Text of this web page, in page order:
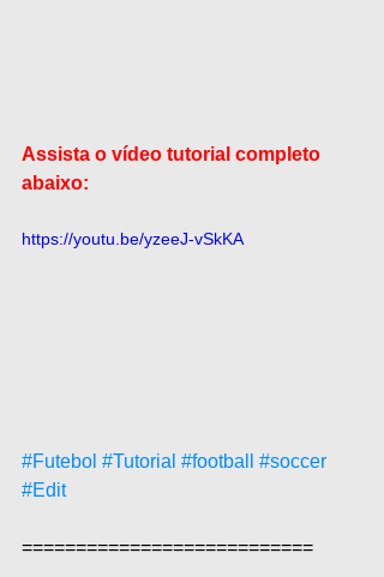
Assista o vídeo tutorial completo
abaixo:
https://youtu.be/yzeeJ-vSkKA
#Futebol #Tutorial #football
#soccer
#Edit
===========================